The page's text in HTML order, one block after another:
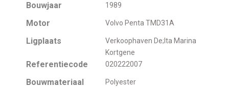
Bouwjaar 1989
Motor Volvo Penta TMD31A
Ligplaats
Verkoophaven De;lta Marina
Kortgene
Referentiecode 020222007
Bouwmateriaal Polyester